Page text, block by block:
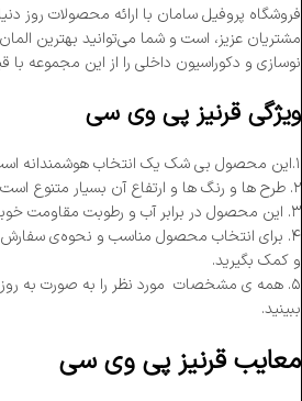
فروشگاه پروفیل سامان با ارائه محصولات روز
مشتریان عزیز، است و شما می‌توانید بهترین
نوسازی و دکوراسیون داخلی را از این مجموعه
ویژگی قرنیز پی وی سی
۱.این محصول بی شک یک انتخاب هوشمندانه است چراکه مزایای بسیاری دارد.
۲. طرح ها و رنگ ها و ارتفاع آن بسیار متنوع است.
۳. این محصول در برابر آب و رطوبت مقاومت خوبی دارد و قیمت مناسبی دارد.
۴. برای انتخاب محصول مناسب و نحوه‌ی
و کمک بگیرید.
۵. همه ی مشخصات مورد نظر را به صورت به
ببینید.
معایب قرنیز پی وی سی